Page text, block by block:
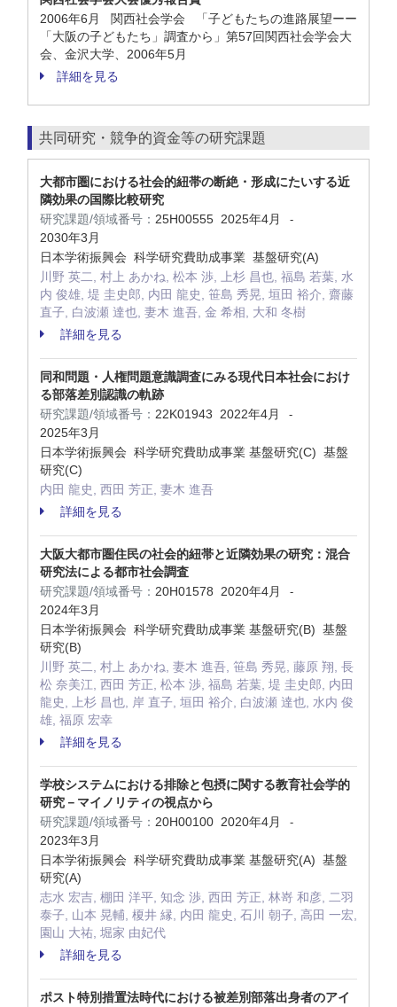
2006年6月 関西社会学会 「子どもたちの進路展望ーー
「大阪の子どもたち」調査から」第57回関西社会学会大
会、金沢大学、2006年5月
詳細を見る
共同研究・競争的資金等の研究課題
大都市圏における社会的紐帯の断絶・形成にたいする近
隣効果の国際比較研究
研究課題/領域番号： 25H00555 2025年4月 -
2030年3月
日本学術振興会 科学研究費助成事業 基盤研究(A)
川野 英二, 村上 あかね, 松本 渉, 上杉 昌也, 福島 若葉, 水
内 俊雄, 堤 圭史郎, 内田 龍史, 笹島 秀晃, 垣田 裕介, 齋藤
直子, 白波瀬 達也, 妻木 進吾, 金 希相, 大和 冬樹
詳細を見る
同和問題・人権問題意識調査にみる現代日本社会におけ
る部落差別認識の軌跡
研究課題/領域番号： 22K01943 2022年4月 -
2025年3月
日本学術振興会 科学研究費助成事業 基盤研究(C) 基盤
研究(C)
内田 龍史, 西田 芳正, 妻木 進吾
詳細を見る
大阪大都市圏住民の社会的紐帯と近隣効果の研究：混合
研究法による都市社会調査
研究課題/領域番号： 20H01578 2020年4月 -
2024年3月
日本学術振興会 科学研究費助成事業 基盤研究(B) 基盤
研究(B)
川野 英二, 村上 あかね, 妻木 進吾, 笹島 秀晃, 藤原 翔, 長
松 奈美江, 西田 芳正, 松本 渉, 福島 若葉, 堤 圭史郎, 内田
龍史, 上杉 昌也, 岸 直子, 垣田 裕介, 白波瀬 達也, 水内 俊
雄, 福原 宏幸
詳細を見る
学校システムにおける排除と包摂に関する教育社会学的
研究－マイノリティの視点から
研究課題/領域番号： 20H00100 2020年4月 -
2023年3月
日本学術振興会 科学研究費助成事業 基盤研究(A) 基盤
研究(A)
志水 宏吉, 棚田 洋平, 知念 渉, 西田 芳正, 林嵜 和彦, 二羽
泰子, 山本 晃輔, 榎井 縁, 内田 龍史, 石川 朝子, 高田 一宏,
園山 大祐, 堀家 由妃代
詳細を見る
ポスト特別措置法時代における被差別部落出身者のアイ